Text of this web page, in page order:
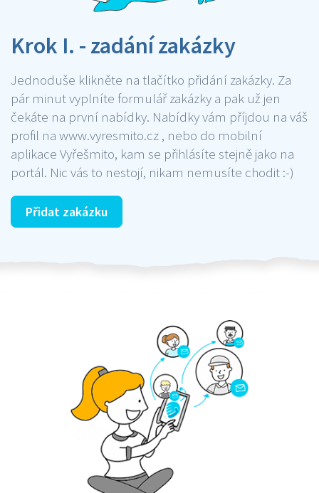
Krok I. - zadání zakázky
Jednoduše klikněte na tlačítko přidání zakázky. Za
pár minut vyplníte formulář zakázky a pak už jen
čekáte na první nabídky. Nabídky vám příjdou na váš
profil na www.vyresmito.cz , nebo do mobilní
aplikace Vyřešmito, kam se přihlásíte stejně jako na
portál. Nic vás to nestojí, nikam nemusíte chodit :-)
Přidat zakázku